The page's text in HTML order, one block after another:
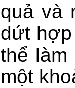
quả và
dứt hợp
thể làm
một